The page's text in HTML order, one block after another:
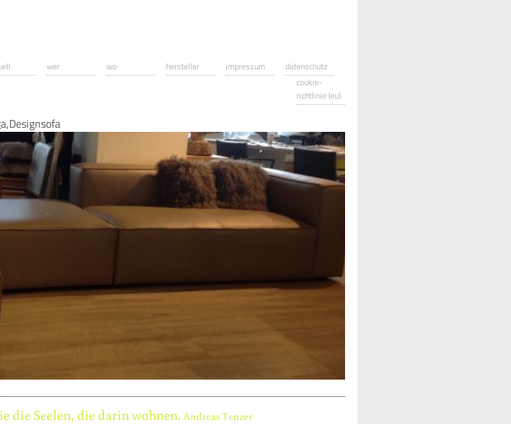
wer wo hersteller impressum
datenschutz
cookie-
richtlinie (eu)
die Seelen, die darin wohnen. Andreas Tenzer